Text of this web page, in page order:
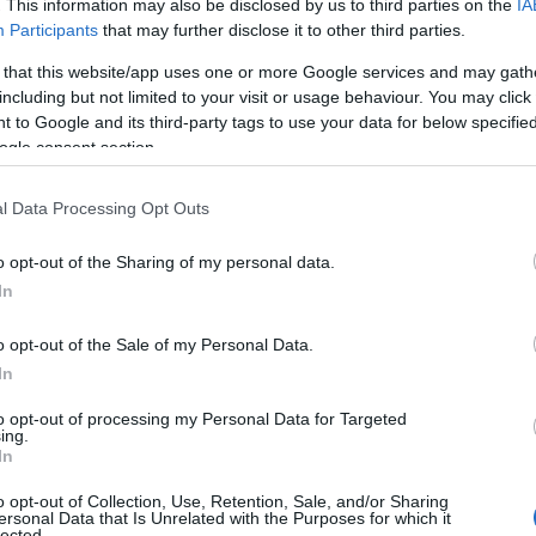
This information may also be disclosed by us to third parties on the
Participants that may further disclose it to other third parties.
that this website/app uses one or more Google services and may
but not limited to your visit or usage behaviour. You may
to Google and its third-party tags to use your data for below
consent section.
Data Processing Opt Outs
opt-out of the Sharing of my personal data.
opt-out of the Sale of my Personal Data.
opt-out of processing my Personal Data for Targeted
opt-out of Collection, Use, Retention, Sale, and/or Sharing
Data that Is Unrelated with the Purposes for which it
μεγάλη κινητοποίηση των Αρχών
μεγάλη αναστάτωση, ενώ ασθενοφόρα του
πρώτων βοηθειών και τη διακομιδή των
τώρα πληροφορίες, δύο άτομα έχουν
και άλλων τραυματιών στο Νοσοκομείο
κάνουν λόγο για έναν τραυματία που
και σε ιδιαίτερα
, ενώ η εικόνα